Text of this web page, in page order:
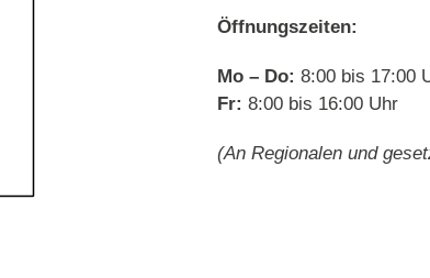
Öffnungszeiten:
Mo – Do: 8:00 bis 17:00
Fr: 8:00 bis 16:00 Uhr
(An Regionalen und